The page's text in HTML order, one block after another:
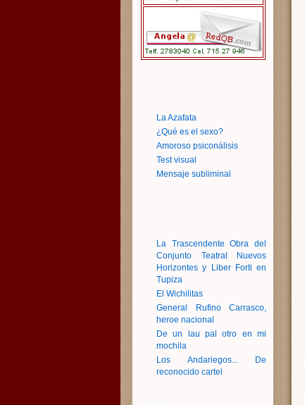
La Azafata
¿Qué es el sexo?
Amoroso psiconálisis
Test visual
Mensaje subliminal
La Trascendente Obra del
Conjunto Teatral Nuevos
Horizontes y Liber Forti en
Tupiza
El Wichilitas
General Rufino Carrasco,
heroe nacional
De un lau pal otro en mi
mochila
Los Andariegos... De
reconocido cartel